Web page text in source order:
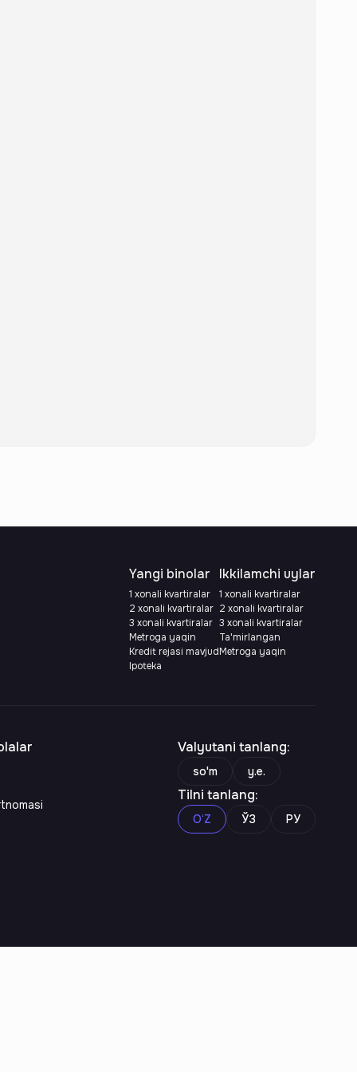
Yangi binolar
1 xonali kvartiralar
2 xonali kvartiralar
3 xonali kvartiralar
Metroga yaqin
Kredit rejasi mavjud
Ipoteka
Ikkilamchi uylar
1 xonali kvartiralar
2 xonali kvartiralar
3 xonali kvartiralar
Ta'mirlangan
Metroga yaqin
Valyutani tanlang:
so'm y.e.
Tilni tanlang:
O‘Z ЎЗ РУ